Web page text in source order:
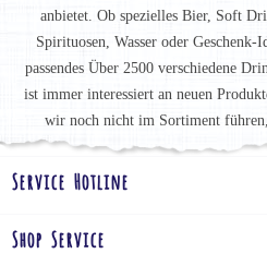
anbietet. Ob spezielles Bier, Soft
Spirituosen, Wasser oder
passendes Über 2500 verschiedene
ist immer interessiert an neuen
wir noch nicht im Sortiment
Service Hotline
Shop Service